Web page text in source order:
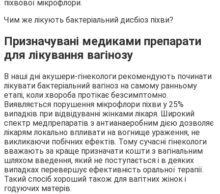
піхвової мікрофлори.
Чим же лікують бактеріальний дисбіоз піхви?
Призначувані медиками препарати
для лікування вагінозу
В наші дні акушери-гінекологи рекомендують починати
лікувати бактеріальний вагіноз на самому ранньому
етапі, коли хвороба протікає безсимптомно.
Виявляється порушення мікрофлори піхви у 25%
випадків при відвідуванні жінками лікаря. Широкий
спектр медпрепаратів з антианаеробним дією дозволяє
лікарям локально впливати на вогнище ураження, не
викликаючи побічних ефектів. Тому сучасні гінекологи
вважають за краще призначати кошти з вагінальним
шляхом введення, який не поступається і в деяких
випадках перевершує ефективність оральної терапії.
Такий спосіб хороший також для вагітних жінок і
годуючих матерів.